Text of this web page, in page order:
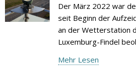
Der März 2022 war
seit Beginn der
an der Wetterstation
Luxemburg-Findel
Mehr Lesen